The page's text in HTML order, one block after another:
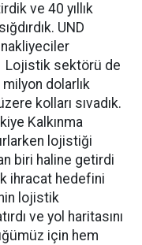
ve 40 yıllık
UND
Lojistik sektörü de
milyon dolarlık
kolları sıvadık.
Kalkınma
lojistiği
biri haline getirdi
ihracat hedefini
lojistik
ve yol haritasını
için hem